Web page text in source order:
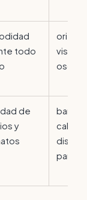
todo
vistas y
de
y
baño,